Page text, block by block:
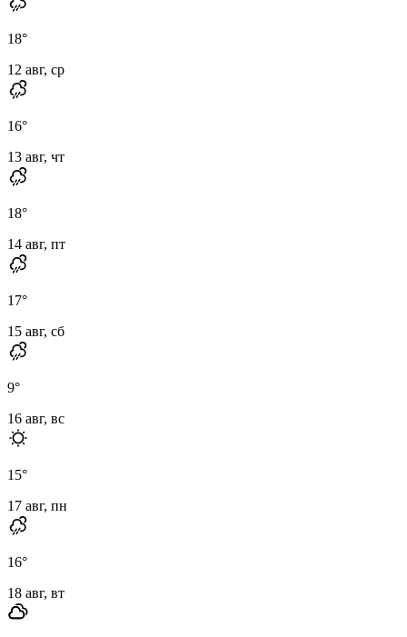
18°
12 авг, ср
16°
13 авг, чт
18°
14 авг, пт
17°
15 авг, сб
9°
16 авг, вс
15°
17 авг, пн
16°
18 авг, вт